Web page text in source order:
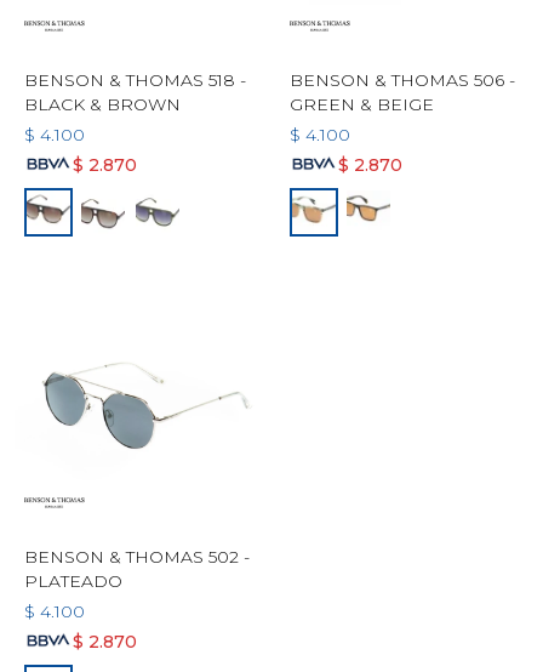
BENSON & THOMAS 518 -
BLACK & BROWN
$ 4.100
$ 2.870
BENSON & THOMAS 506 -
GREEN & BEIGE
$ 4.100
$ 2.870
BENSON & THOMAS 502 -
PLATEADO
$ 4.100
$ 2.870